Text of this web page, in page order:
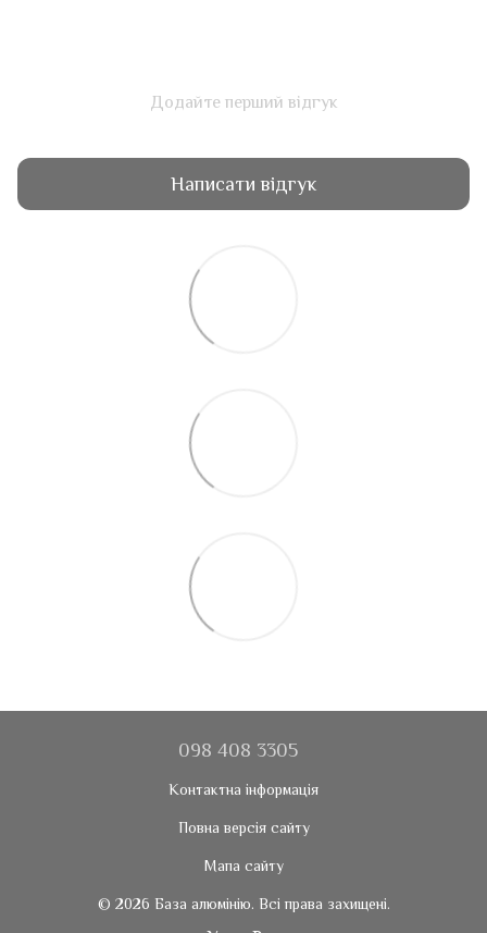
Додайте перший відгук
Написати відгук
098 408 3305
Контактна інформація
Повна версія сайту
Мапа сайту
© 2026 База алюмінію. Всі права захищені.